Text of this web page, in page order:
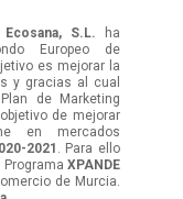
S.L.
ha
Europeo de
es mejorar la
y gracias al cual
de Marketing
de mejorar
en mercados
2021
. Para ello
ProgramaXPANDE
de Murcia.